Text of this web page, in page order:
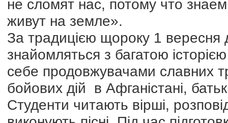
не сломят нас, потому что
живут на земле».
За традицією щороку 1
знайомляться з багатою
себе продовжувачами славних
бойових дій в Афганістані,
Студенти читають вірші,